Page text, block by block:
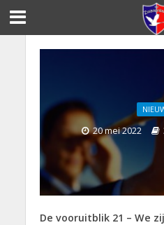
20 mei 2022
De vooruitblik 21 – We